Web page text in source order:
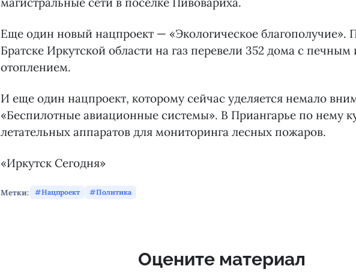
Еще один новый нацпроект — «Экологическое благополучие».
Братске Иркутской области на газ перевели 352 дома с
отоплением.
И еще один нацпроект, которому сейчас уделяется немало
«Беспилотные авиационные системы». В Приангарье по нему
летательных аппаратов для мониторинга лесных пожаров.
«Иркутск Сегодня»
Метки: Нацпроект Политика
Оцените материал